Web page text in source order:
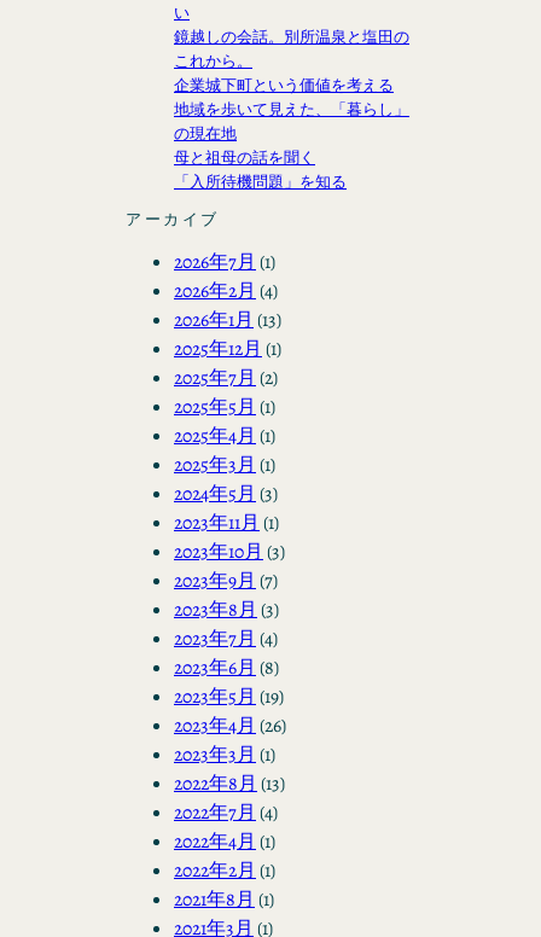
い
鏡越しの会話。別所温泉と塩田の
これから。
企業城下町という価値を考える
地域を歩いて見えた、「暮らし」
の現在地
母と祖母の話を聞く
「入所待機問題」を知る
アーカイブ
2026年7月 (1)
2026年2月 (4)
2026年1月 (13)
2025年12月 (1)
2025年7月 (2)
2025年5月 (1)
2025年4月 (1)
2025年3月 (1)
2024年5月 (3)
2023年11月 (1)
2023年10月 (3)
2023年9月 (7)
2023年8月 (3)
2023年7月 (4)
2023年6月 (8)
2023年5月 (19)
2023年4月 (26)
2023年3月 (1)
2022年8月 (13)
2022年7月 (4)
2022年4月 (1)
2022年2月 (1)
2021年8月 (1)
2021年3月 (1)